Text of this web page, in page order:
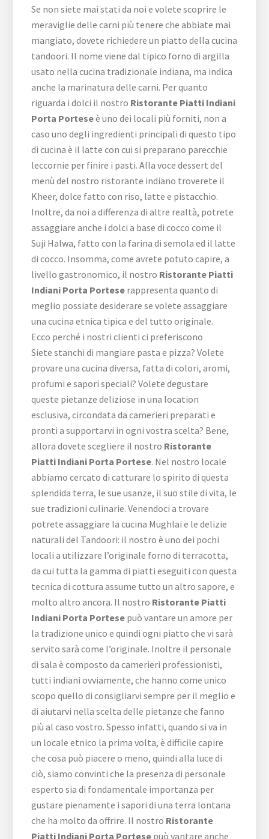
Se non siete mai stati da noi e volete scoprire le
meraviglie delle carni più tenere che abbiate mai
mangiato, dovete richiedere un piatto della cucina
tandoori. Il nome viene dal tipico forno di argilla
usato nella cucina tradizionale indiana, ma indica
anche la marinatura delle carni. Per quanto
riguarda i dolci il nostro Ristorante Piatti Indiani
Porta Porteseè uno dei locali più forniti, non a
caso uno degli ingredienti principali di questo tipo
di cucina è il latte con cui si preparano parecchie
leccornie per finire i pasti. Alla voce dessert del
menù del nostro ristorante indiano troverete il
Kheer, dolce fatto con riso, latte e pistacchio.
Inoltre, da noi a differenza di altre realtà, potrete
assaggiare anche i dolci a base di cocco come il
Suji Halwa, fatto con la farina di semola ed il latte
di cocco. Insomma, come avrete potuto capire, a
livello gastronomico, il nostro Ristorante Piatti
Indiani Porta Portese rappresenta quanto di
meglio possiate desiderare se volete assaggiare
una cucina etnica tipica e del tutto originale.
Ecco perché i nostri clienti ci preferiscono
Siete stanchi di mangiare pasta e pizza? Volete
provare una cucina diversa, fatta di colori, aromi,
profumi e sapori speciali? Volete degustare
queste pietanze deliziose in una location
esclusiva, circondata da camerieri preparati e
pronti a supportarvi in ogni vostra scelta? Bene,
allora dovete scegliere il nostro Ristorante
Piatti Indiani Porta Portese. Nel nostro locale
abbiamo cercato di catturare lo spirito di questa
splendida terra, le sue usanze, il suo stile di vita, le
sue tradizioni culinarie. Venendoci a trovare
potrete assaggiare la cucina Mughlai e le delizie
naturali del Tandoori: il nostro è uno dei pochi
locali a utilizzare l’originale forno di terracotta,
da cui tutta la gamma di piatti eseguiti con questa
tecnica di cottura assume tutto un altro sapore, e
molto altro ancora. Il nostro Ristorante Piatti
Indiani Porta Portese può vantare un amore per
la tradizione unico e quindi ogni piatto che vi sarà
servito sarà come l’originale. Inoltre il personale
di sala è composto da camerieri professionisti,
tutti indiani ovviamente, che hanno come unico
scopo quello di consigliarvi sempre per il meglio e
di aiutarvi nella scelta delle pietanze che fanno
più al caso vostro. Spesso infatti, quando si va in
un locale etnico la prima volta, è difficile capire
che cosa può piacere o meno, quindi alla luce di
ciò, siamo convinti che la presenza di personale
esperto sia di fondamentale importanza per
gustare pienamente i sapori di una terra lontana
che ha molto da offrire. Il nostro Ristorante
Piatti Indiani Porta Portese può vantare anche